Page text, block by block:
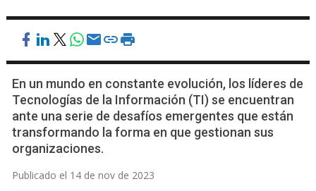
En un mundo en constante evolución, los líderes de
Tecnologías de la Información (TI) se encuentran
ante una serie de desafíos emergentes que están
transformando la forma en que gestionan sus
organizaciones.
Publicado el 14 de nov de 2023